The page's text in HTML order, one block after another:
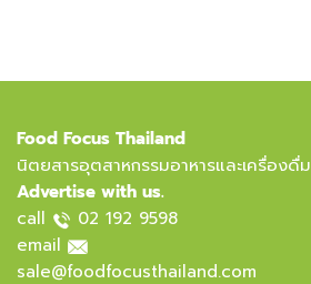
Food Focus Thailand
นิตยสารอุตสาหกรรมอาหารและเครื่องดื่ม
Advertise with us.
call
02 192 9598
email
sale@foodfocusthailand.com